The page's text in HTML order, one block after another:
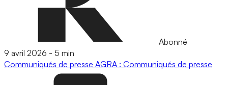
Abonné
9 avril 2026 - 5 min
Communiqués de presse AGRA : Communiqués de presse